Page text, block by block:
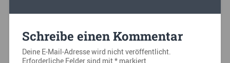
Schreibe einen Kommentar
Deine E-Mail-Adresse wird nicht veröffentlicht.
Erforderliche Felder sind mit*markiert